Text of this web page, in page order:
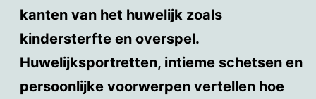
kanten van het huwelijk zoals
kindersterfte en overspel.
Huwelijksportretten, intieme schetsen en
persoonlijke voorwerpen vertellen hoe